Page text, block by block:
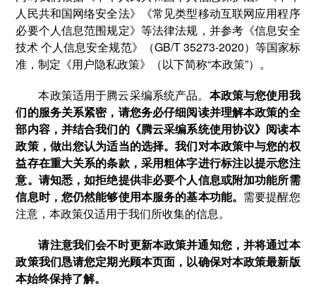
人民共和国网络安全法》《常见类型移动互联网应用程序
必要个人信息范围规定》等法律法规，并参考《信息安全
技术 个人信息安全规范》（GB/T 35273-2020）等国家标
准，制定《用户隐私政策》（以下简称“本政策”）。
本政策适用于腾云采编系统产品。 本政策与您使用我
们的服务关系紧密，请您务必仔细阅读并理解本政策的全
部内容，并结合我们的《腾云采编系统使用协议》阅读本
政策，做出您认为适当的选择。我们对本政策中与您的权
益存在重大关系的条款，采用粗体字进行标注以提示您注
意。请知悉，如拒绝提供非必要个人信息或附加功能所需
信息时，您仍然能够使用本服务的基本功能。 需要提醒您
注意，本政策仅适用于我们所收集的信息。
请注意我们会不时更新本政策并通知您，并将通过本
政策我们恳请您定期光顾本页面，以确保对本政策最新版
本始终保持了解。